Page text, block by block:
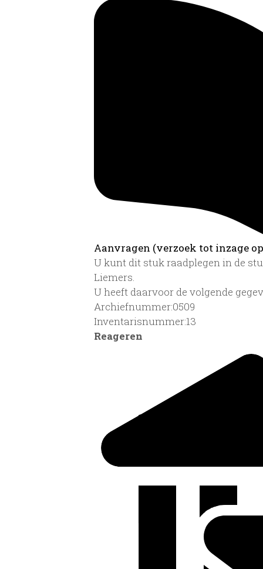
Aanvragen (verzoek tot inzage
U kunt dit stuk raadplegen in de
Liemers.
U heeft daarvoor de volgende
Archiefnummer:0509
Inventarisnummer:13
Reageren